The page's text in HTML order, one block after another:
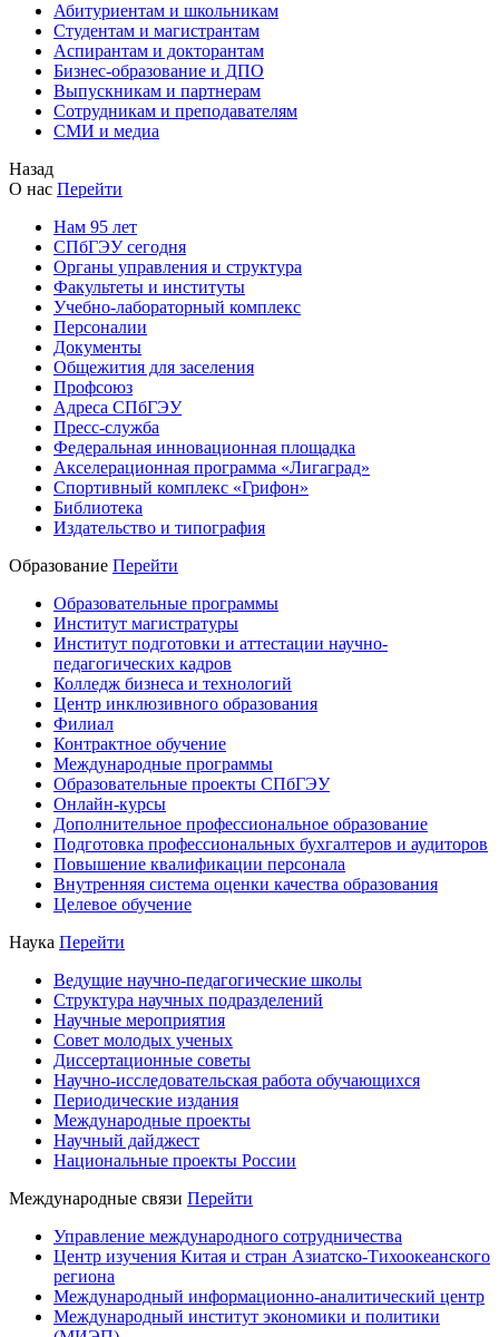
Абитуриентам и школьникам
Студентам и магистрантам
Аспирантам и докторантам
Бизнес-образование и ДПО
Выпускникам и партнерам
Сотрудникам и преподавателям
СМИ и медиа
Назад
О нас Перейти
Нам 95 лет
СПбГЭУ сегодня
Органы управления и структура
Факультеты и институты
Учебно-лабораторный комплекс
Персоналии
Документы
Общежития для заселения
Профсоюз
Адреса СПбГЭУ
Пресс-служба
Федеральная инновационная площадка
Акселерационная программа «Лигаград»­­
Спортивный комплекс «Грифон»
Библиотека
Издательство и типография
Образование Перейти
Образовательные программы
Институт магистратуры
Институт подготовки и аттестации научно-
педагогических кадров
Колледж бизнеса и технологий
Центр инклюзивного образования
Филиал
Контрактное обучение
Международные программы
Образовательные проекты СПбГЭУ
Онлайн-курсы
Дополнительное профессиональное образование
Подготовка профессиональных бухгалтеров и аудиторов
Повышение квалификации персонала
Внутренняя система оценки качества образования
Целевое обучение
Наука Перейти
Ведущие научно-педагогические школы
Структура научных подразделений
Научные мероприятия
Совет молодых ученых
Диссертационные советы
Научно-исследовательская работа обучающихся
Периодические издания
Международные проекты
Научный дайджест
Национальные проекты России
Международные связи Перейти
Управление международного сотрудничества
Центр изучения Китая и стран Азиатско-Тихоокеанского
региона
Международный информационно-аналитический центр
Международный институт экономики и политики